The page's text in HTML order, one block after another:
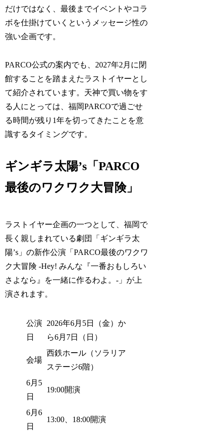
だけではなく、最後までイベントやコラ
ボを仕掛けていくというメッセージ性の
強い企画です。
PARCO公式の案内でも、2027年2月に閉
館することを踏まえたラストイヤーとし
て紹介されています。天神で買い物をす
る人にとっては、福岡PARCOで過ごせ
る時間が残り1年を切ってきたことを意
識するタイミングです。
ギンギラ太陽’s「PARCO
最後のワクワク大冒険」
ラストイヤー企画の一つとして、福岡で
長く親しまれている劇団「ギンギラ太
陽’s」の新作公演「PARCO最後のワクワ
ク大冒険 -Hey! みんな『一番おもしろい
さよなら』を一緒に作るわよ。-」が上
演されます。
公演
日
2026年6月5日（金）か
ら6月7日（日）
会場
西鉄ホール（ソラリア
ステージ6階）
6月5
日
19:00開演
6月6
日
13:00、18:00開演